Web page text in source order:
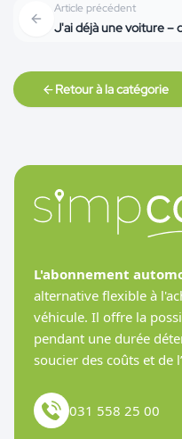
Article précédent
J'ai déjà une voiture –
Retour à la catégorie
L'abonnement
alternative flexible à
véhicule. Il offre la
pendant une durée
soucier des coûts et de
031 558 25 00